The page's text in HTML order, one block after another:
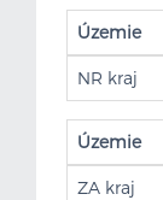
Územie
NR kraj
Územie
ZA kraj